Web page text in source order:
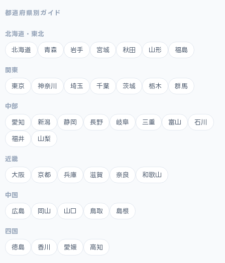
都道府県別ガイド
北海道・東北
北海道 青森 岩手 宮城 秋田 山形 福島
関東
東京 神奈川 埼玉 千葉 茨城 栃木 群馬
中部
愛知 新潟 静岡 長野 岐阜 三重 富山 石川
福井 山梨
近畿
大阪 京都 兵庫 滋賀 奈良 和歌山
中国
広島 岡山 山口 鳥取 島根
四国
徳島 香川 愛媛 高知